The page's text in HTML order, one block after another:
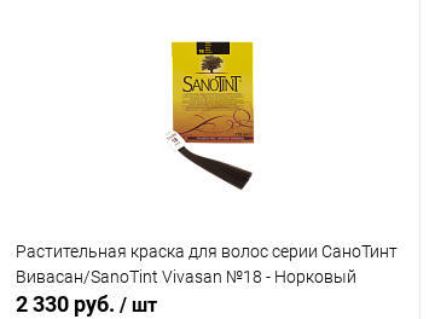
Растительная краска для волос серии СаноТинт
Вивасан/SanoTint Vivasan №18 - Норковый
2 330 руб. / шт